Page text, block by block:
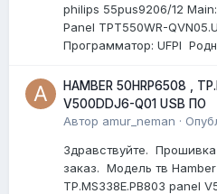
philips 55pus9206/12
Panel TPT550WR-
Программатор: UFPI
HAMBER 50HRP6508 ,
V500DDJ6-Q01 USB ПО
Автор amur_neman ·
Здравствуйте. Прошивка
заказ. Модель тв
TP.MS338E.PB803 panel